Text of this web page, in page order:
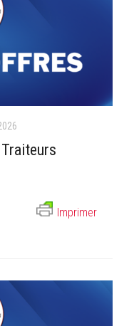
Imprimer